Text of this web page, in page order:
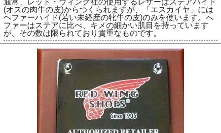
通常、レッド・ウィング社の使用するレザーはステアハイド
(オスの肉牛の皮)からつくられますが、「エスカイヤ」には
ヘファーハイド(若い未経産の牝牛の皮)のみを使います。へ
ファーはステアに比べ、キメの細かい肌目を持っています
が、その数は限られており貴重なものです。